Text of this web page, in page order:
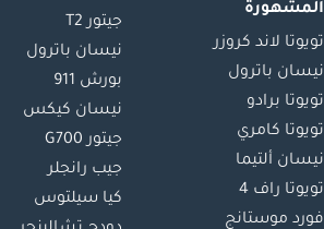
المشهورة
تويوتا لاند كروزر
نيسان باترول
تويوتا برادو
تويوتا كامري
نيسان ألتيما
تويوتا راف 4
فورد موستانج
جيتور T2
نيسان باترول
بورش 911
نيسان كيكس
جيتور G700
جيب رانجلر
كيا سيلتوس